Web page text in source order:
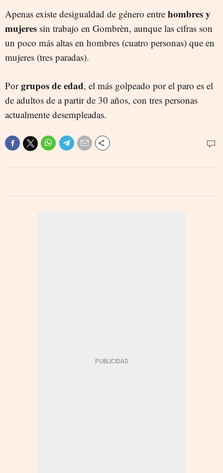
Apenas existe desigualdad de género entre hombres y
mujeres sin trabajo en Gombrèn, aunque las cifras son
un poco más altas en hombres (cuatro personas) que en
mujeres (tres paradas).
Porgrupos de edad, el más golpeado por el paro es el
de adultos de a partir de 30 años, con tres personas
actualmente desempleadas.